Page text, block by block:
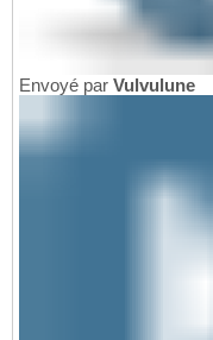
Envoyé par Vulvulune